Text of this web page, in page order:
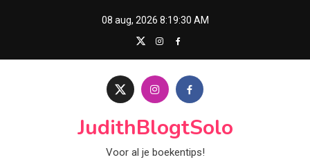
08 aug, 2026 8:19:31 AM
JudithBlogtSolo
Voor al je boekentips!